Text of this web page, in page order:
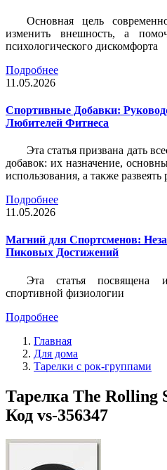
Основная цель
изменить внешность, а
психологического дискомфорта
Подробнее
11.05.2026
Спортивные Добавки:
Любителей Фитнеса
Эта статья призвана дать
добавок: их назначение,
использования, а также
Подробнее
11.05.2026
Магний для Спортсменов:
Пиковых Достижений
Эта статья посвящена
спортивной физиологии
Подробнее
Главная
Для дома
Тарелки с рок-группами
Тарелка The Rolling
Код vs-356347